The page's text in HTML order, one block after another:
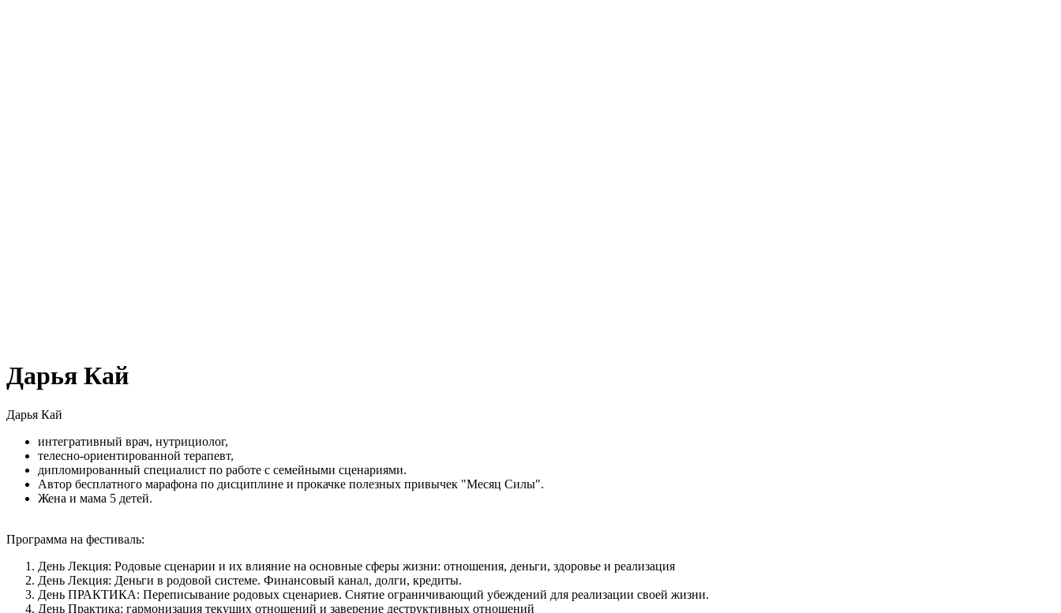
Дарья Кай
Дарья Кай
интегративный врач, нутрициолог,
телесно-ориентированной терапевт,
дипломированный специалист по работе с семейными сценариями.
Автор бесплатного марафона по дисциплине и прокачке полезных привычек "Месяц Силы".
Жена и мама 5 детей.
Программа на фестиваль:
День Лекция: Родовые сценарии и их влияние на основные сферы жизни: отношения, деньги, здоровье и реализация
День Лекция: Деньги в родовой системе. Финансовый канал, долги, кредиты.
День ПРАКТИКА: Переписывание родовых сценариев. Снятие ограничивающий убеждений для реализации своей жизни.
День Практика: гармонизация текущих отношений и заверение деструктивных отношений